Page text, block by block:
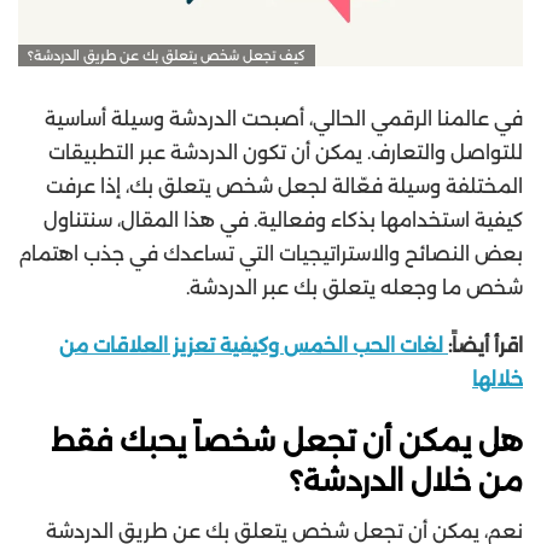
كيف تجعل شخص يتعلق بك عن طريق الدردشة؟
في عالمنا الرقمي الحالي، أصبحت الدردشة وسيلة أساسية
للتواصل والتعارف. يمكن أن تكون الدردشة عبر التطبيقات
المختلفة وسيلة فعّالة لجعل شخص يتعلق بك، إذا عرفت
كيفية استخدامها بذكاء وفعالية. في هذا المقال، سنتناول
بعض النصائح والاستراتيجيات التي تساعدك في جذب اهتمام
شخص ما وجعله يتعلق بك عبر الدردشة.
اقرأ أيضاً:لغات الحب الخمس وكيفية تعزيز العلاقات من
خلالها
هل يمكن أن تجعل شخصاً يحبك فقط
من خلال الدردشة؟
نعم، يمكن أن تجعل شخص يتعلق بك عن طريق الدردشة